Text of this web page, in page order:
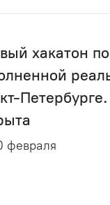
хакатон
февраля